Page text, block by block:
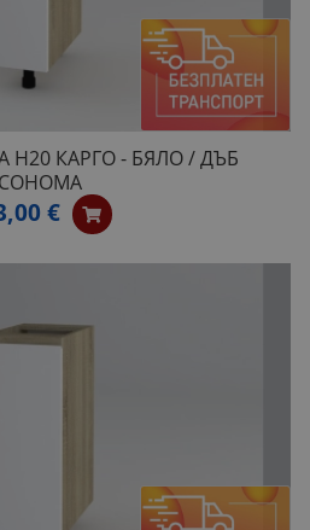
Н20 КАРГО - БЯЛО / ДЪБ
СОНОМА
€